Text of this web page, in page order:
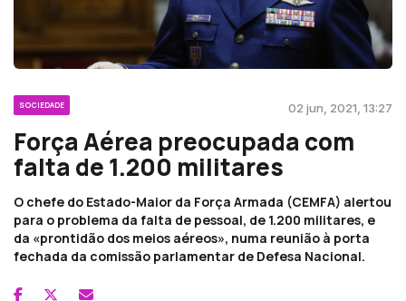
SOCIEDADE 02 jun, 2021, 13:27
Força Aérea preocupada com
falta de 1.200 militares
O chefe do Estado-Maior da Força Armada (CEMFA) alertou
para o problema da falta de pessoal, de 1.200 militares, e
da «prontidão dos meios aéreos», numa reunião à porta
fechada da comissão parlamentar de Defesa Nacional.